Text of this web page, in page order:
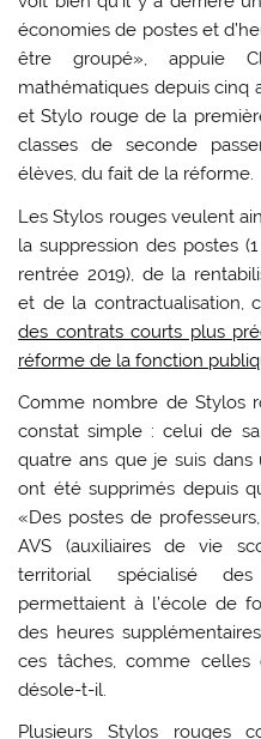
économies de postes et
être groupé», appuie
mathématiques depuis cinq
et Stylo rouge de la
classes de seconde
élèves, du fait de la réforme.
Les Stylos rouges veulent
la suppression des postes
rentrée 2019), de la
et de la contractualisation,
des contrats courts plus
réforme de la fonction
Comme nombre de Stylos
constat simple : celui de
quatre ans que je suis
ont été supprimés depuis
«Des postes de
AVS (auxiliaires de vie
territorial spécialisé
permettaient à l’école de
des heures
ces tâches, comme
désole-t-il.
Plusieurs Stylos rouges